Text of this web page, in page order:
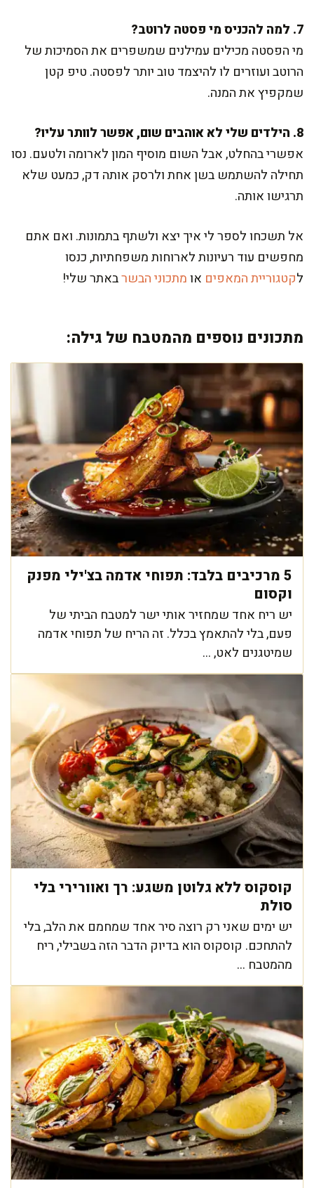
7. למה להכניס מי פסטה לרוטב?
מי הפסטה מכילים עמילנים שמשפרים את הסמיכות של
הרוטב ועוזרים לו להיצמד טוב יותר לפסטה. טיפ קטן
שמקפיץ את המנה.
8. הילדים שלי לא אוהבים שום, אפשר לוותר עליו?
אפשרי בהחלט, אבל השום מוסיף המון לארומה ולטעם. נסו
תחילה להשתמש בשן אחת ולרסק אותה דק, כמעט שלא
תרגישו אותה.
אל תשכחו לספר לי איך יצא ולשתף בתמונות. ואם אתם
מחפשים עוד רעיונות לארוחות משפחתיות, כנסו
לקטגוריית המאפים אומתכוני הבשרבאתר שלי!
מתכונים נוספים מהמטבח של גילה:
5 מרכיבים בלבד: תפוחי אדמה בצ'ילי מפנק
וקסום
יש ריח אחד שמחזיר אותי ישר למטבח הביתי של
פעם, בלי להתאמץ בכלל. זה הריח של תפוחי אדמה
שמיטגנים לאט, ...
קוסקוס ללא גלוטן משגע: רך ואוורירי בלי
סולת
יש ימים שאני רק רוצה סיר אחד שמחמם את הלב, בלי
להתחכם. קוסקוס הוא בדיוק הדבר הזה בשבילי, ריח
מהמטבח ...